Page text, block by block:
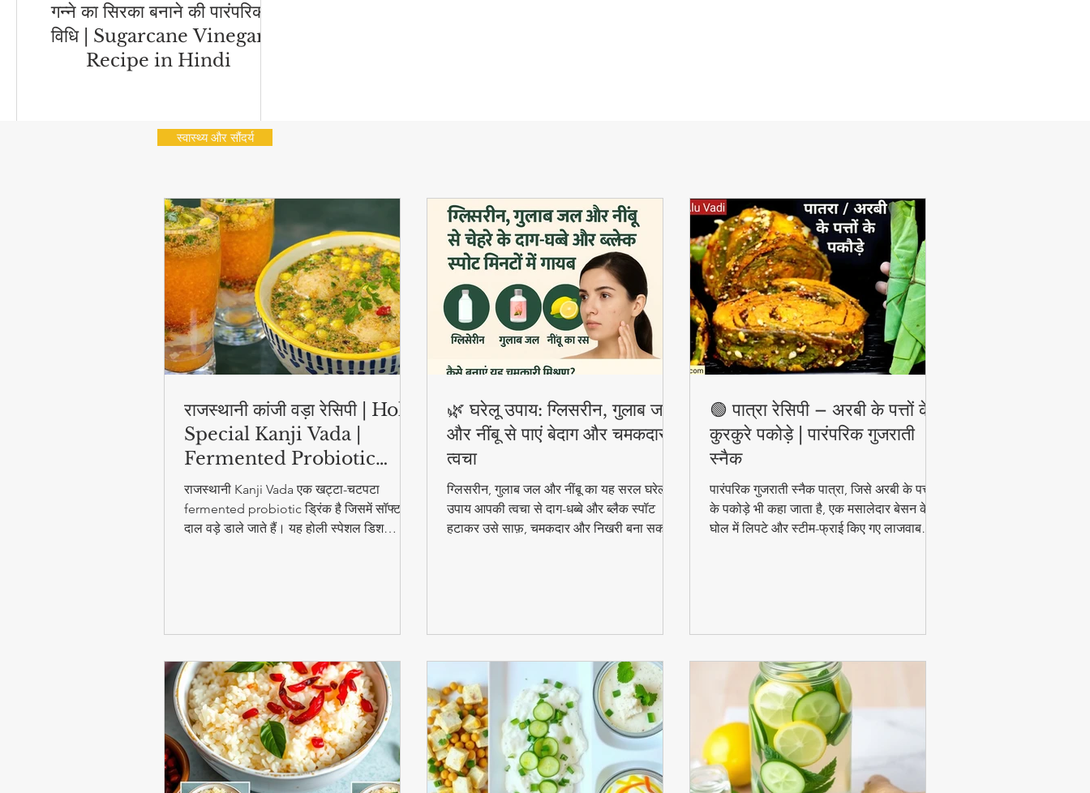
गन्ने का सिरका बनाने की पारंपरिक
विधि | Sugarcane Vinegar
Recipe in Hindi
View More
स्वास्थ्य और सौंदर्य
राजस्थानी कांजी वड़ा रेसिपी | Holi
Special Kanji Vada |
Fermented Probiotic
Drink
राजस्थानी Kanji Vada एक खट्टा-चटपटा
fermented probiotic ड्रिंक है जिसमें सॉफ्ट
दाल वड़े डाले जाते हैं। यह होली स्पेशल डिश
🌿 घरेलू उपाय: ग्लिसरीन, गुलाब जल
और नींबू से पाएं बेदाग और चमकदार
त्वचा
ग्लिसरीन, गुलाब जल और नींबू का यह सरल घरेलू
उपाय आपकी त्वचा से दाग-धब्बे और ब्लैक स्पॉट
हटाकर उसे साफ़, चमकदार और निखरी बना सकता
🟢 पात्रा रेसिपी – अरबी के पत्तों के
कुरकुरे पकोड़े | पारंपरिक गुजराती
स्नैक
पारंपरिक गुजराती स्नैक पात्रा, जिसे अरबी के पत्तों
के पकोड़े भी कहा जाता है, एक मसालेदार बेसन के
घोल में लिपटे और स्टीम-फ्राई किए गए लाजवाब